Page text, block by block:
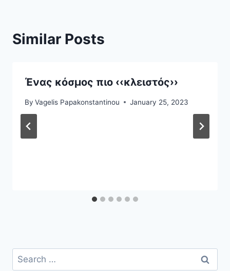
Similar Posts
Ένας κόσμος πιο ‹‹κλειστός››
By Vagelis Papakonstantinou January 25, 2023
Search
for: